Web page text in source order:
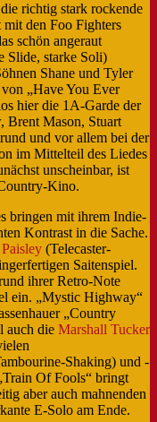
richtig stark rockende
den Foo Fighters
schön angeraut
Slide, starke Soli)
Shane und Tyler
„Have You Ever
hier die 1A-Garde der
Brent Mason, Stuart
und vor allem bei der
im Mittelteil des Liedes
unscheinbar, ist
Kino.
bringen mit ihrem Indie-
Kontrast in die Sache.
(Telecaster-
Saitenspiel.
ihrer Retro-Note
ein. „Mystic Highway“
„Country
auch die Marshall Tucker
Shaking) und -
Of Fools“ bringt
aber auch mahnenden
E-Solo am Ende.